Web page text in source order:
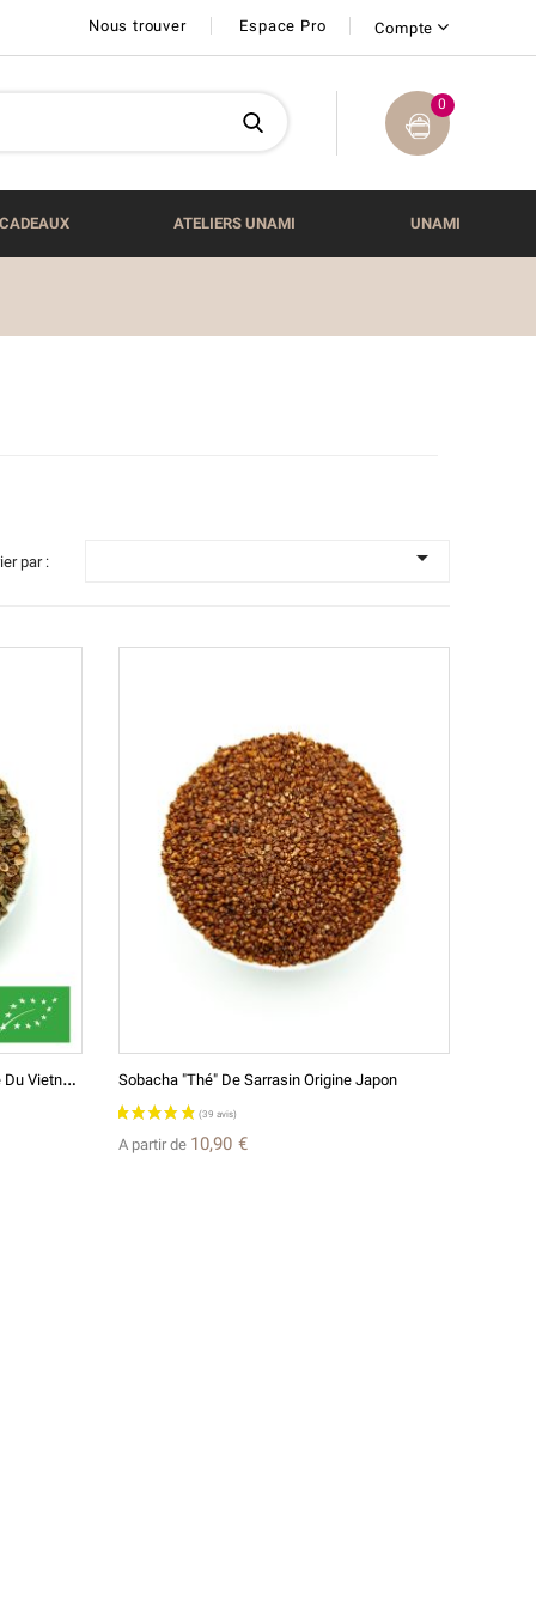
Nous trouver Espace Pro Compte
0
CADEAUX ATELIERS UNAMI UNAMI
par : 
S
Oleil D'Indochine - Tisane Artisanale Du Vietnam BIO* Sobacha "Thé" De Sarrasin Origine Japon
A partir de 10,90 €